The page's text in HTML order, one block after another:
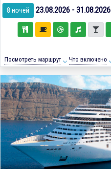
8 ночей 23.08.2026 - 31.08.2026
Посмотреть маршрут Что включено